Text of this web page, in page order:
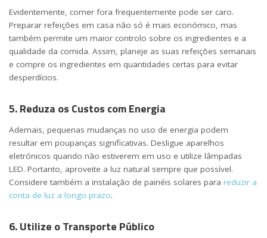
Evidentemente, comer fora frequentemente pode ser caro.
Preparar refeições em casa não só é mais económico, mas
também permite um maior controlo sobre os ingredientes e a
qualidade da comida. Assim, planeje as suas refeições semanais
e compre os ingredientes em quantidades certas para evitar
desperdícios.
5. Reduza os Custos com Energia
Ademais, pequenas mudanças no uso de energia podem
resultar em poupanças significativas. Desligue aparelhos
eletrónicos quando não estiverem em uso e utilize lâmpadas
LED. Portanto, aproveite a luz natural sempre que possível.
Considere também a instalação de painéis solares para reduzir a
conta de luz a longo prazo.
6. Utilize o Transporte Público